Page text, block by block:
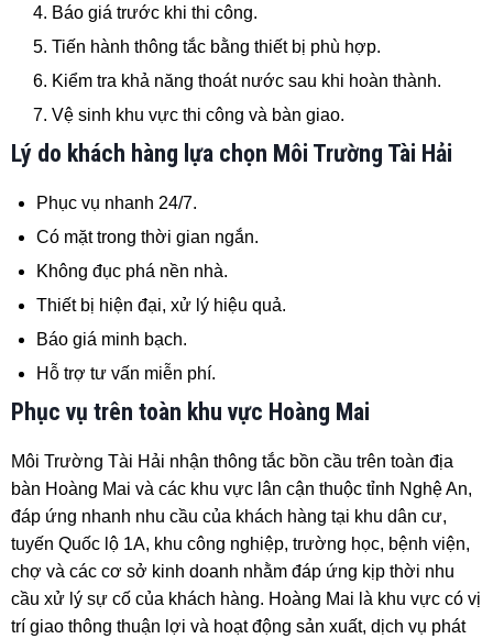
Báo giá trước khi thi công.
Tiến hành thông tắc bằng thiết bị phù hợp.
Kiểm tra khả năng thoát nước sau khi hoàn thành.
Vệ sinh khu vực thi công và bàn giao.
Lý do khách hàng lựa chọn Môi Trường Tài Hải
Phục vụ nhanh 24/7.
Có mặt trong thời gian ngắn.
Không đục phá nền nhà.
Thiết bị hiện đại, xử lý hiệu quả.
Báo giá minh bạch.
Hỗ trợ tư vấn miễn phí.
Phục vụ trên toàn khu vực Hoàng Mai
Môi Trường Tài Hải nhận thông tắc bồn cầu trên toàn địa
bàn Hoàng Mai và các khu vực lân cận thuộc tỉnh Nghệ An,
đáp ứng nhanh nhu cầu của khách hàng tại khu dân cư,
tuyến Quốc lộ 1A, khu công nghiệp, trường học, bệnh viện,
chợ và các cơ sở kinh doanh nhằm đáp ứng kịp thời nhu
cầu xử lý sự cố của khách hàng. Hoàng Mai là khu vực có vị
trí giao thông thuận lợi và hoạt động sản xuất, dịch vụ phát